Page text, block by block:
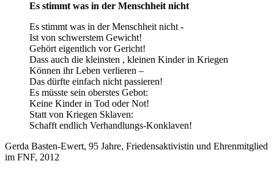
Es stimmt was in der Menschheit nicht
Es stimmt was in der Menschheit nicht -
Ist von schwerstem Gewicht!
Gehört eigentlich vor Gericht!
Dass auch die kleinsten , kleinen Kinder in Kriegen
Können ihr Leben verlieren –
Das dürfte einfach nicht passieren!
Es müsste sein oberstes Gebot:
Keine Kinder in Tod oder Not!
Statt von Kriegen Sklaven:
Schafft endlich Verhandlungs-Konklaven!
Gerda Basten-Ewert, 95 Jahre, Friedensaktivistin und Ehrenmitglied
im FNF, 2012